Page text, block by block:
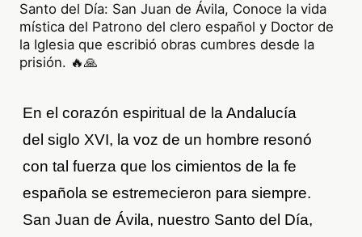
Santo del Día: San Juan de Ávila, Conoce la vida
mística del Patrono del clero español y Doctor de
la Iglesia que escribió obras cumbres desde la
prisión. 🔥🙏
En el corazón espiritual de la Andalucía
del siglo XVI, la voz de un hombre resonó
con tal fuerza que los cimientos de la fe
española se estremecieron para siempre.
San Juan de Ávila, nuestro Santo del Día,